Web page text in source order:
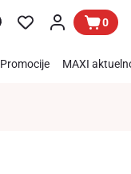
0
Promocije MAXI